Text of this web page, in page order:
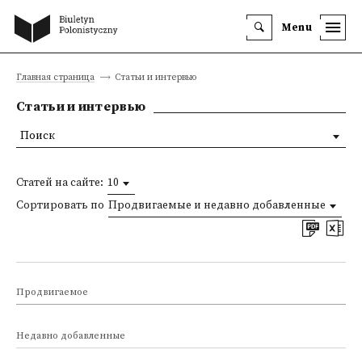
Menu
Главная страница Статьи и интервью
Статьи и интервью
Статей на сайте: 10
Сортировать по Продвигаемые и недавно добавленные
Продвигаемое
Недавно добавленные
Поиск